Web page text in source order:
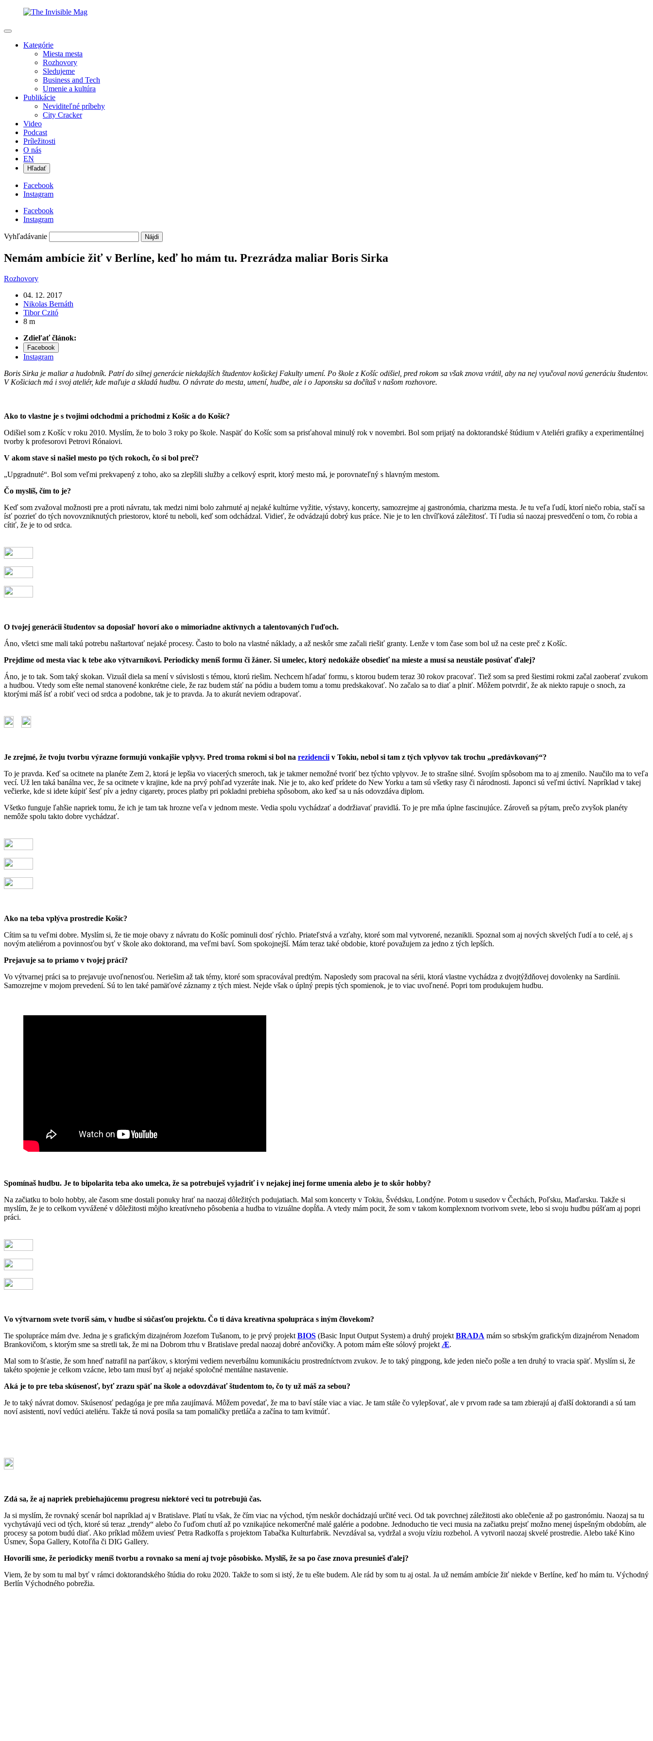
Kategórie
Miesta mesta
Rozhovory
Sledujeme
Business and Tech
Umenie a kultúra
Publikácie
Neviditeľné príbehy
City Cracker
Video
Podcast
Príležitosti
O nás
EN
Hľadať
Facebook
Instagram
Facebook
Instagram
Vyhľadávanie
Nemám ambície žiť v Berlíne, keď ho mám tu. Prezrádza maliar Boris Sirka
Rozhovory
04. 12. 2017
Nikolas Bernáth
Tibor Czitó
8 m
Zdieľať článok:
Facebook
Instagram
Boris Sirka je maliar a hudobník. Patrí do silnej generácie niekdajších študentov košickej Fakulty umení. Po škole z Košíc odišiel, pred rokom sa však znova vrátil, aby na nej vyučoval novú generáciu študentov.
V Košiciach má i svoj ateliér, kde maľuje a skladá hudbu. O návrate do mesta, umení, hudbe, ale i o Japonsku sa dočítaš v našom rozhovore.
Ako to vlastne je s tvojimi odchodmi a príchodmi z Košíc a do Košíc?
Odišiel som z Košíc v roku 2010. Myslím, že to bolo 3 roky po škole. Naspäť do Košíc som sa prisťahoval minulý rok v novembri. Bol som prijatý na doktorandské štúdium v Ateliéri grafiky a experimentálnej
tvorby k profesorovi Petrovi Rónaiovi.
V akom stave si našiel mesto po tých rokoch, čo si bol preč?
„Upgradnuté“. Bol som veľmi prekvapený z toho, ako sa zlepšili služby a celkový esprit, ktorý mesto má, je porovnateľný s hlavným mestom.
Čo myslíš, čím to je?
Keď som zvažoval možnosti pre a proti návratu, tak medzi nimi bolo zahrnuté aj nejaké kultúrne vyžitie, výstavy, koncerty, samozrejme aj gastronómia, charizma mesta. Je tu veľa ľudí, ktorí niečo robia, stačí sa
ísť pozrieť do tých novovzniknutých priestorov, ktoré tu neboli, keď som odchádzal. Vidieť, že odvádzajú dobrý kus práce. Nie je to len chvíľková záležitosť. Tí ľudia sú naozaj presvedčení o tom, čo robia a
cítiť, že je to od srdca.
O tvojej generácii študentov sa doposiaľ hovorí ako o mimoriadne aktívnych a talentovaných ľuďoch.
Áno, všetci sme mali takú potrebu naštartovať nejaké procesy. Často to bolo na vlastné náklady, a až neskôr sme začali riešiť granty. Lenže v tom čase som bol už na ceste preč z Košíc.
Prejdime od mesta viac k tebe ako výtvarníkovi. Periodicky meníš formu či žáner. Si umelec, ktorý nedokáže obsedieť na mieste a musí sa neustále posúvať ďalej?
Áno, je to tak. Som taký skokan. Vizuál diela sa mení v súvislosti s témou, ktorú riešim. Nechcem hľadať formu, s ktorou budem teraz 30 rokov pracovať. Tiež som sa pred šiestimi rokmi začal zaoberať zvukom
a hudbou. Vtedy som ešte nemal stanovené konkrétne ciele, že raz budem stáť na pódiu a budem tomu a tomu predskakovať. No začalo sa to diať a plniť. Môžem potvrdiť, že ak niekto rapuje o snoch, za
ktorými máš ísť a robiť veci od srdca a podobne, tak je to pravda. Ja to akurát neviem odrapovať.
Je zrejmé, že tvoju tvorbu výrazne formujú vonkajšie vplyvy. Pred troma rokmi si bol na rezidencii v Tokiu, nebol si tam z tých vplyvov tak trochu „predávkovaný“?
To je pravda. Keď sa ocitnete na planéte Zem 2, ktorá je lepšia vo viacerých smeroch, tak je takmer nemožné tvoriť bez týchto vplyvov. Je to strašne silné. Svojím spôsobom ma to aj zmenilo. Naučilo ma to veľa
vecí. Už len taká banálna vec, že sa ocitnete v krajine, kde na prvý pohľad vyzeráte inak. Nie je to, ako keď prídete do New Yorku a tam sú všetky rasy či národnosti. Japonci sú veľmi úctiví. Napríklad v takej
večierke, kde si idete kúpiť šesť pív a jedny cigarety, proces platby pri pokladni prebieha spôsobom, ako keď sa u nás odovzdáva diplom.
Všetko funguje ľahšie napriek tomu, že ich je tam tak hrozne veľa v jednom meste. Vedia spolu vychádzať a dodržiavať pravidlá. To je pre mňa úplne fascinujúce. Zároveň sa pýtam, prečo zvyšok planéty
nemôže spolu takto dobre vychádzať.
Ako na teba vplýva prostredie Košíc?
Cítim sa tu veľmi dobre. Myslím si, že tie moje obavy z návratu do Košíc pominuli dosť rýchlo. Priateľstvá a vzťahy, ktoré som mal vytvorené, nezanikli. Spoznal som aj nových skvelých ľudí a to celé, aj s
novým ateliérom a povinnosťou byť v škole ako doktorand, ma veľmi baví. Som spokojnejší. Mám teraz také obdobie, ktoré považujem za jedno z tých lepších.
Prejavuje sa to priamo v tvojej práci?
Vo výtvarnej práci sa to prejavuje uvoľnenosťou. Neriešim až tak témy, ktoré som spracovával predtým. Naposledy som pracoval na sérii, ktorá vlastne vychádza z dvojtýždňovej dovolenky na Sardínii.
Samozrejme v mojom prevedení. Sú to len také pamäťové záznamy z tých miest. Nejde však o úplný prepis tých spomienok, je to viac uvoľnené. Popri tom produkujem hudbu.
Spomínaš hudbu. Je to bipolarita teba ako umelca, že sa potrebuješ vyjadriť i v nejakej inej forme umenia alebo je to skôr hobby?
Na začiatku to bolo hobby, ale časom sme dostali ponuky hrať na naozaj dôležitých podujatiach. Mal som koncerty v Tokiu, Švédsku, Londýne. Potom u susedov v Čechách, Poľsku, Maďarsku. Takže si
myslím, že je to celkom vyvážené v dôležitosti môjho kreatívneho pôsobenia a hudba to vizuálne dopĺňa. A vtedy mám pocit, že som v takom komplexnom tvorivom svete, lebo si svoju hudbu púšťam aj popri
práci.
Vo výtvarnom svete tvoríš sám, v hudbe si súčasťou projektu. Čo ti dáva kreatívna spolupráca s iným človekom?
Tie spolupráce mám dve. Jedna je s grafickým dizajnérom Jozefom Tušanom, to je prvý projekt BIOS (Basic Input Output System) a druhý projekt BRADA mám so srbským grafickým dizajnérom Nenadom
Brankovičom, s ktorým sme sa stretli tak, že mi na Dobrom trhu v Bratislave predal naozaj dobré ančovičky. A potom mám ešte sólový projekt Æ.
Mal som to šťastie, že som hneď natrafil na parťákov, s ktorými vediem neverbálnu komunikáciu prostredníctvom zvukov. Je to taký pingpong, kde jeden niečo pošle a ten druhý to vracia späť. Myslím si, že
takéto spojenie je celkom vzácne, lebo tam musí byť aj nejaké spoločné mentálne nastavenie.
Aká je to pre teba skúsenosť, byť zrazu späť na škole a odovzdávať študentom to, čo ty už máš za sebou?
Je to taký návrat domov. Skúsenosť pedagóga je pre mňa zaujímavá. Môžem povedať, že ma to baví stále viac a viac. Je tam stále čo vylepšovať, ale v prvom rade sa tam zbierajú aj ďalší doktorandi a sú tam
noví asistenti, noví vedúci ateliéru. Takže tá nová posila sa tam pomaličky pretláča a začína to tam kvitnúť.
Zdá sa, že aj napriek prebiehajúcemu progresu niektoré veci tu potrebujú čas.
Ja si myslím, že rovnaký scenár bol napríklad aj v Bratislave. Platí tu však, že čím viac na východ, tým neskôr dochádzajú určité veci. Od tak povrchnej záležitosti ako oblečenie až po gastronómiu. Naozaj sa tu
vychytávajú veci od tých, ktoré sú teraz „trendy“ alebo čo ľuďom chutí až po vznikajúce nekomerčné malé galérie a podobne. Jednoducho tie veci musia na začiatku prejsť možno menej úspešným obdobím, ale
procesy sa potom budú diať. Ako príklad môžem uviesť Petra Radkoffa s projektom Tabačka Kulturfabrik. Nevzdával sa, vydržal a svoju víziu rozbehol. A vytvoril naozaj skvelé prostredie. Alebo také Kino
Úsmev, Šopa Gallery, Kotoľňa či DIG Gallery.
Hovorili sme, že periodicky meníš tvorbu a rovnako sa mení aj tvoje pôsobisko. Myslíš, že sa po čase znova presunieš ďalej?
Viem, že by som tu mal byť v rámci doktorandského štúdia do roku 2020. Takže to som si istý, že tu ešte budem. Ale rád by som tu aj ostal. Ja už nemám ambície žiť niekde v Berlíne, keď ho mám tu. Východný
Berlín Východného pobrežia.